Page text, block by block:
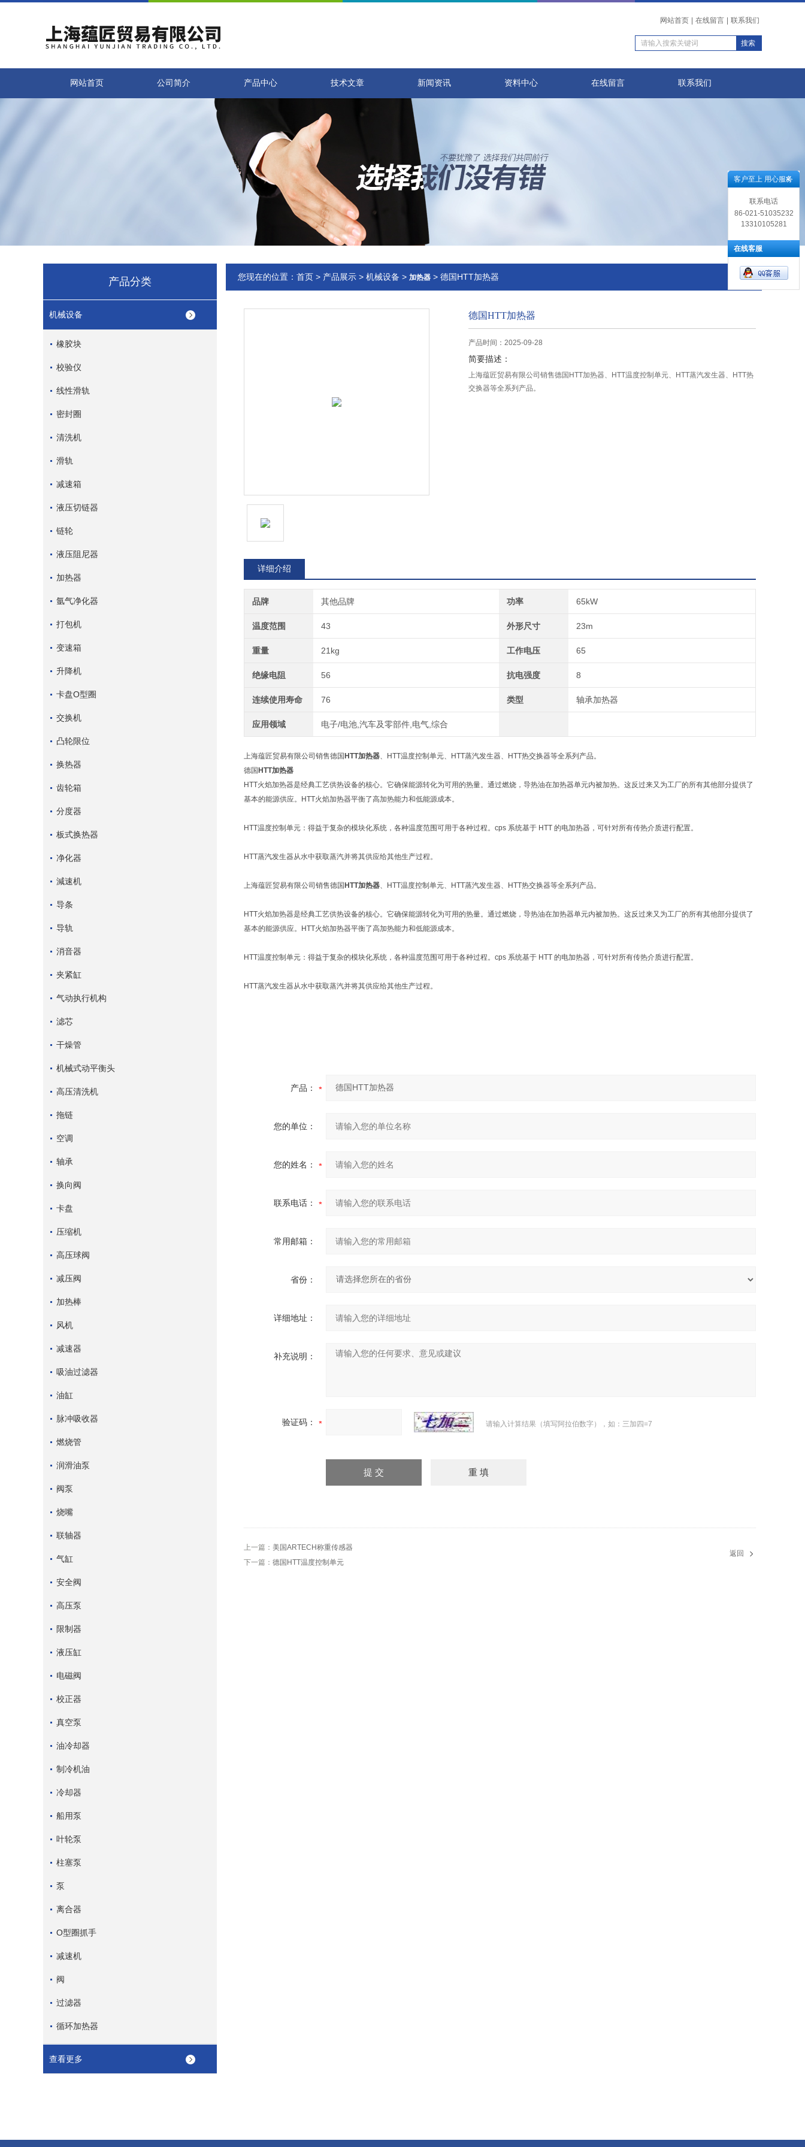
网站首页 在线留言 联系我们
网站首页 公司简介 产品中心 技术文章 新闻资讯 资料中心 在线留言 联系我们
产品分类
机械设备
橡胶块
校验仪
线性滑轨
密封圈
清洗机
滑轨
减速箱
液压切链器
链轮
液压阻尼器
加热器
氩气净化器
打包机
变速箱
升降机
卡盘O型圈
交换机
凸轮限位
换热器
齿轮箱
分度器
板式换热器
净化器
減速机
导条
导轨
消音器
夹紧缸
气动执行机构
滤芯
干燥管
机械式动平衡头
高压清洗机
拖链
空调
轴承
换向阀
卡盘
压缩机
高压球阀
减压阀
加热棒
风机
减速器
吸油过滤器
油缸
脉冲吸收器
燃烧管
润滑油泵
阀泵
烧嘴
联轴器
气缸
安全阀
高压泵
限制器
液压缸
电磁阀
校正器
真空泵
油冷却器
制冷机油
冷却器
船用泵
叶轮泵
柱塞泵
泵
离合器
O型圈抓手
减速机
阀
过滤器
循环加热器
查看更多
您现在的位置： 首页 > 产品展示 > 机械设备 > 加热器 > 德国HTT加热器
德国HTT加热器
产品时间：2025-09-28
简要描述：
上海蕴匠贸易有限公司销售德国HTT加热器、HTT温度控制单元、HTT蒸汽发生器、HTT热
交换器等全系列产品。
详细介绍
品牌 其他品牌 功率 65kW
温度范围 43 外形尺寸 23m
重量 21kg 工作电压 65
绝缘电阻 56 抗电强度 8
连续使用寿命 76 类型 轴承加热器
应用领域 电子/电池,汽车及零部件,电气,综合
上海蕴匠贸易有限公司销售德国 HTT加热器、HTT温度控制单元、HTT蒸汽发生器、HTT热交换器等全系列产品。
德国 HTT加热器
HTT火焰加热器是经典工艺供热设备的核心。它确保能源转化为可用的热量。通过燃烧，导热油在加热器单元内被加热。这反过来又为工厂的所有其他部分提供了
基本的能源供应。HTT火焰加热器平衡了高加热能力和低能源成本。
HTT温度控制单元：得益于复杂的模块化系统，各种温度范围可用于各种过程。cps 系统基于 HTT 的电加热器，可针对所有传热介质进行配置。
HTT蒸汽发生器从水中获取蒸汽并将其供应给其他生产过程。
上海蕴匠贸易有限公司销售德国 HTT加热器、HTT温度控制单元、HTT蒸汽发生器、HTT热交换器等全系列产品。
HTT火焰加热器是经典工艺供热设备的核心。它确保能源转化为可用的热量。通过燃烧，导热油在加热器单元内被加热。这反过来又为工厂的所有其他部分提供了
基本的能源供应。HTT火焰加热器平衡了高加热能力和低能源成本。
HTT温度控制单元：得益于复杂的模块化系统，各种温度范围可用于各种过程。cps 系统基于 HTT 的电加热器，可针对所有传热介质进行配置。
HTT蒸汽发生器从水中获取蒸汽并将其供应给其他生产过程。
产品：
您的单位：
您的姓名：
联系电话：
常用邮箱：
省份：
详细地址：
补充说明：
验证码： 请输入计算结果（填写阿拉伯数字），如：三加四=7
上一篇： 美国ARTECH称重传感器
下一篇： 德国HTT温度控制单元
返回
客户至上 用心服务
联系电话
86-021-51035232
13310105281
在线客服